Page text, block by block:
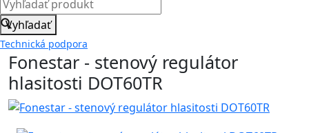
Vyhľadať
Technická podpora
Fonestar - stenový regulátor
hlasitosti DOT60TR